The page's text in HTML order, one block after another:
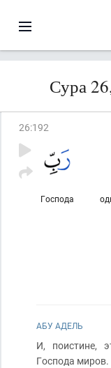
Сура
26:192
Господа
АБУ АДЕЛЬ
И, поистине,
Господа миров.